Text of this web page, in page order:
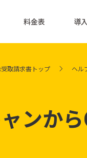
料金表 導
ンか
取請求書トップ ヘル